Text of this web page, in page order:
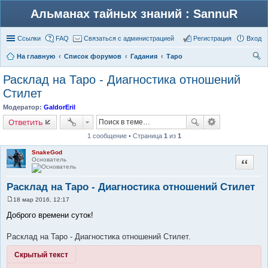
Альманах тайных знаний : SannuR
Ссылки FAQ Связаться с администрацией Вход
Регистрация
На главную Список форумов Гадания
Таро
Расклад на Таро - Диагностика отношений
Стилет
Модератор: GaldorEril
Ответить
1 сообщение • Страница 1 из 1
SnakeGod
Основатель
Расклад на Таро - Диагностика отношений Стилет
Цитата
о
е
и
18 мар 2016, 12:17
Доброго времени суток!
Расклад на Таро - Диагностика отношений Стилет.
Скрытый текст